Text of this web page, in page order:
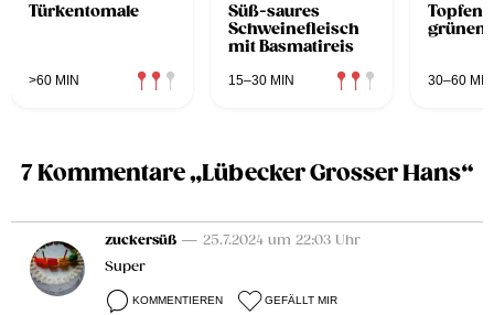
Türkentomale
>60 MIN
Süß-saures
Schweinefleisch
mit Basmatireis
15–30 MIN
grünem
30–60 MIN
7 Kommentare „Lübecker Grosser Hans“
zuckersüß — 25.7.2024 um 22:03 Uhr
Super
KOMMENTIEREN GEFÄLLT MIR